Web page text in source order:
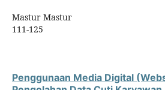
Mastur Mastur
111-125
Penggunaan Media Digital